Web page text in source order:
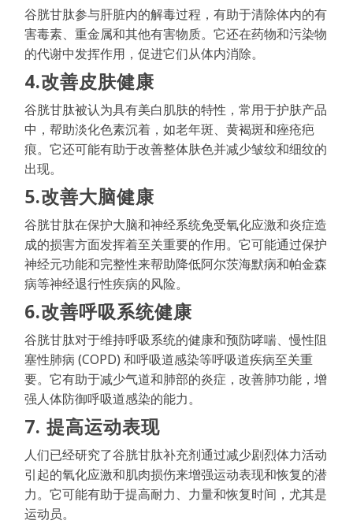
谷胱甘肽参与肝脏内的解毒过程，有助于清除体内的有
害毒素、重金属和其他有害物质。它还在药物和污染物
的代谢中发挥作用，促进它们从体内消除。
4.改善皮肤健康
谷胱甘肽被认为具有美白肌肤的特性，常用于护肤产品
中，帮助淡化色素沉着，如老年斑、黄褐斑和痤疮疤
痕。它还可能有助于改善整体肤色并减少皱纹和细纹的
出现。
5.改善大脑健康
谷胱甘肽在保护大脑和神经系统免受氧化应激和炎症造
成的损害方面发挥着至关重要的作用。它可能通过保护
神经元功能和完整性来帮助降低阿尔茨海默病和帕金森
病等神经退行性疾病的风险。
6.改善呼吸系统健康
谷胱甘肽对于维持呼吸系统的健康和预防哮喘、慢性阻
塞性肺病 (COPD) 和呼吸道感染等呼吸道疾病至关重
要。它有助于减少气道和肺部的炎症，改善肺功能，增
强人体防御呼吸道感染的能力。
7. 提高运动表现
人们已经研究了谷胱甘肽补充剂通过减少剧烈体力活动
引起的氧化应激和肌肉损伤来增强运动表现和恢复的潜
力。它可能有助于提高耐力、力量和恢复时间，尤其是
运动员。